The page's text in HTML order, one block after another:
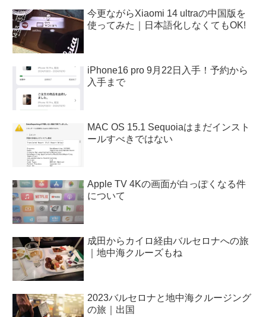
今更ながらXiaomi 14 ultraの中国版を
使ってみた｜日本語化しなくてもOK!
iPhone16 pro 9月22日入手！予約から
入手まで
MAC OS 15.1 Sequoiaはまだインスト
ールすべきではない
Apple TV 4Kの画面が白っぽくなる件
について
成田からカイロ経由バルセロナへの旅
｜地中海クルーズもね
2023バルセロナと地中海クルージング
の旅｜出国